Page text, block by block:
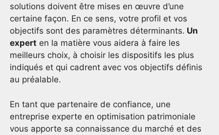
solutions doivent être mises en œuvre d’une
certaine façon. En ce sens, votre profil et vos
objectifs sont des paramètres déterminants. Un
expert en la matière vous aidera à faire les
meilleurs choix, à choisir les dispositifs les plus
indiqués et qui cadrent avec vos objectifs définis
au préalable.
En tant que partenaire de confiance, une
entreprise experte en optimisation patrimoniale
vous apporte sa connaissance du marché et des